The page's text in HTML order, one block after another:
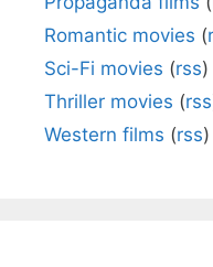
Romantic movies (
Sci-Fi movies (rss)
Thriller movies (rss
Western films (rss)